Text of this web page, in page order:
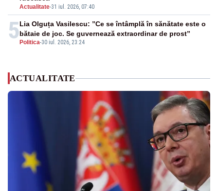
Actualitate-31 iul. 2026, 07:40
5 Politica-30 iul. 2026, 23:24
Lia Olguța Vasilescu: ”Ce se întâmplă în sănătate este o
bătaie de joc. Se guvernează extraordinar de prost”
ACTUALITATE